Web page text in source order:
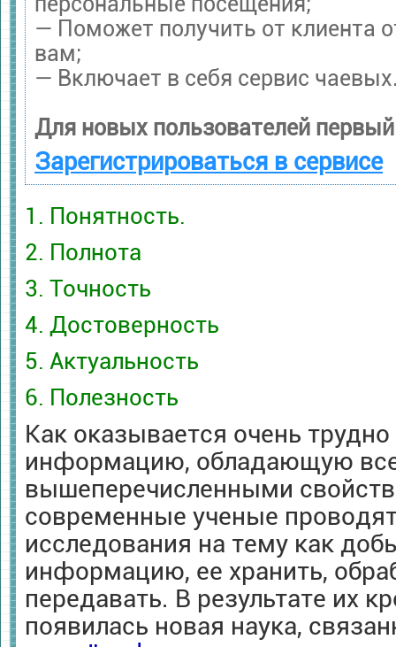
— Поможет получить от клиента
вам;
— Включает в себя сервис
Для новых пользователей
Зарегистрироваться в сервисе
1. Понятность.
2. Полнота
3. Точность
4. Достоверность
5. Актуальность
6. Полезность
Как оказывается очень
информацию, обладающую
вышеперечисленными
современные ученые
исследования на тему как
информацию, ее хранить,
передавать. В результате их
появилась новая наука,